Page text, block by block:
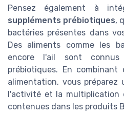
Pensez également à
suppléments prébiotiques,
bactéries présentes dans
Des aliments comme les
encore l'ail sont
prébiotiques. En
alimentation, vous
l'activité et la multiplication
contenues dans les produits